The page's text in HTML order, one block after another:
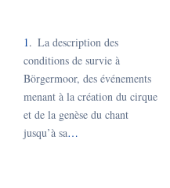
1
La description des
conditions de survie à
Börgermoor, des événements
menant à la création du cirque
et de la genèse du chant
jusqu’à sa…